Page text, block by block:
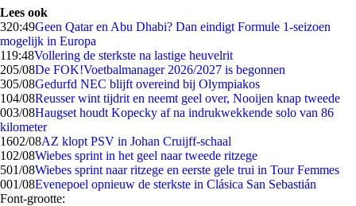
Lees ook
320:49Geen Qatar en Abu Dhabi? Dan eindigt Formule 1-seizoen
mogelijk in Europa
119:48Vollering de sterkste na lastige heuvelrit
205/08De FOK!Voetbalmanager 2026/2027 is begonnen
305/08Gedurfd NEC blijft overeind bij Olympiakos
104/08Reusser wint tijdrit en neemt geel over, Nooijen knap tweede
003/08Haugset houdt Kopecky af na indrukwekkende solo van 86
kilometer
1602/08AZ klopt PSV in Johan Cruijff-schaal
102/08Wiebes sprint in het geel naar tweede ritzege
501/08Wiebes sprint naar ritzege en eerste gele trui in Tour Femmes
001/08Evenepoel opnieuw de sterkste in Clásica San Sebastián
Font-grootte: